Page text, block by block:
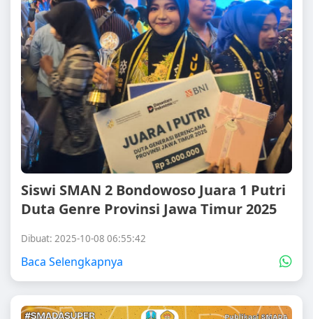
Siswi SMAN 2 Bondowoso Juara 1 Putri
Duta Genre Provinsi Jawa Timur 2025
Dibuat: 2025-10-08 06:55:42
Baca Selengkapnya